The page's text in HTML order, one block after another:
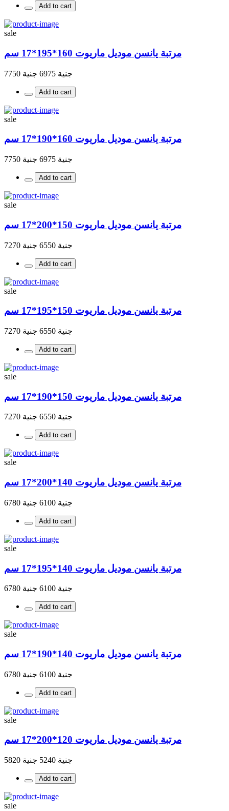
Add to cart
sale
مرتبة يانسن موديل ماريوت 160*195*17 سم
جنية 6975 جنية 7750
Add to cart
sale
مرتبة يانسن موديل ماريوت 160*190*17 سم
جنية 6975 جنية 7750
Add to cart
sale
مرتبة يانسن موديل ماريوت 150*200*17 سم
جنية 6550 جنية 7270
Add to cart
sale
مرتبة يانسن موديل ماريوت 150*195*17 سم
جنية 6550 جنية 7270
Add to cart
sale
مرتبة يانسن موديل ماريوت 150*190*17 سم
جنية 6550 جنية 7270
Add to cart
sale
مرتبة يانسن موديل ماريوت 140*200*17 سم
جنية 6100 جنية 6780
Add to cart
sale
مرتبة يانسن موديل ماريوت 140*195*17 سم
جنية 6100 جنية 6780
Add to cart
sale
مرتبة يانسن موديل ماريوت 140*190*17 سم
جنية 6100 جنية 6780
Add to cart
sale
مرتبة يانسن موديل ماريوت 120*200*17 سم
جنية 5240 جنية 5820
Add to cart
sale